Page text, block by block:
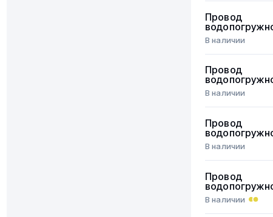
Провод
В наличии
Провод
В наличии
Провод
В наличии
Провод
В наличии